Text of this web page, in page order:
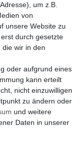
Vertriebspartner in
Vertrieb
gelesen habe. Meine
um z.B.
von
unsere Website zu
durch gesetzte
die wir in den
oder aufgrund eines
kann erteilt
nicht einzuwilligen
zu ändern oder
und weitere
Daten in unserer